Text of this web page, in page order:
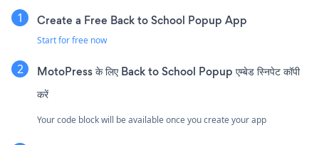
Create a Free Back to School Popup App
Start for free now
MotoPress के लिए Back to School Popup एम्बेड स्निपेट कॉपी
करें
Your code block will be available once you create your app